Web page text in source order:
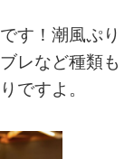
す！潮風ぷり
レなど種類も
ですよ。